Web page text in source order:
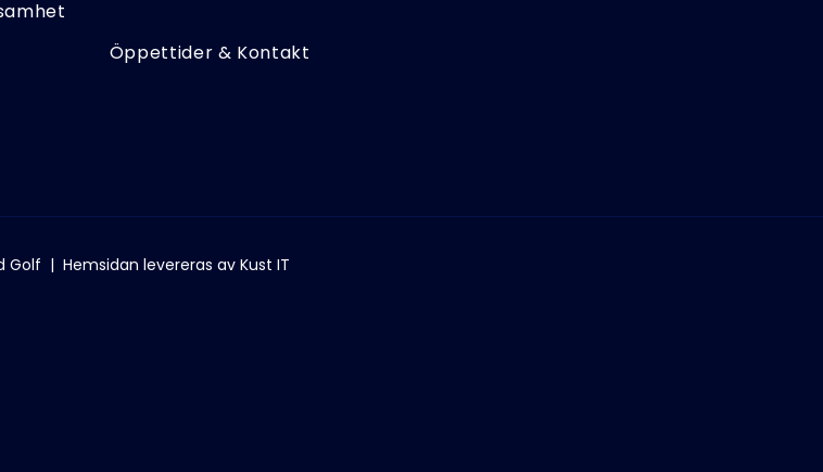
Öppettider & Kontakt
Golf | Hemsidan levereras av Kust IT